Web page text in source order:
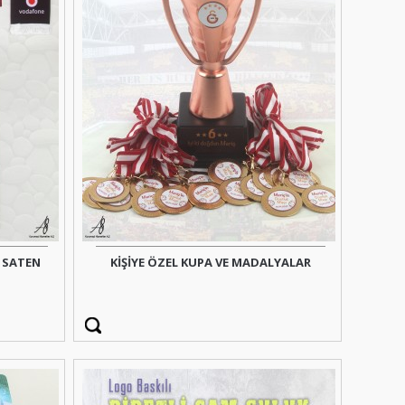
KİŞİYE ÖZEL KUPA VE MADALYALAR